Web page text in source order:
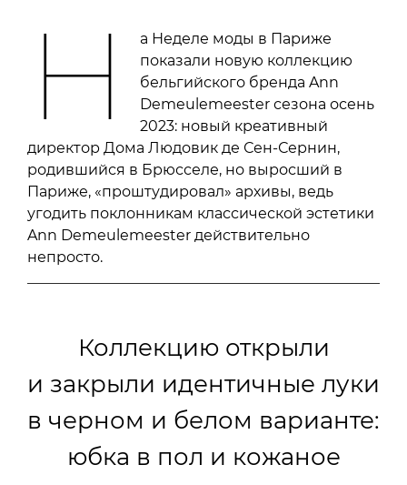
Н
а Неделе моды в Париже
показали новую коллекцию
бельгийского бренда Ann
Demeulemeester сезона осень
2023: новый креативный
директор Дома Людовик де Сен-Сернин,
родившийся в Брюсселе, но выросший в
Париже, «проштудировал» архивы, ведь
угодить поклонникам классической эстетики
Ann Demeulemeester действительно
непросто.
Коллекцию открыли
и закрыли идентичные луки
в черном и белом варианте:
юбка в пол и кожаное